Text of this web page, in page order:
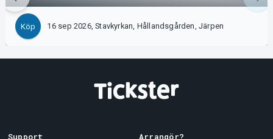
Köp 16 sep 2026, Stavkyrkan, Hållandsgården, Järpen
Support Arrangör?